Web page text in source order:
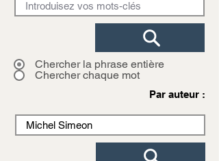
Chercher la phrase entière
Chercher chaque mot
Par auteur :